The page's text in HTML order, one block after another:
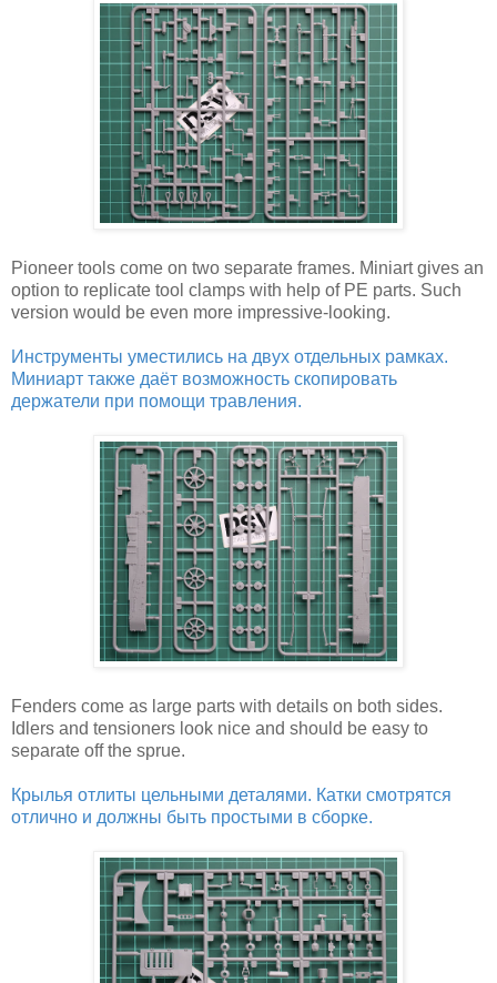
Pioneer tools come on two separate frames. Miniart gives an
option to replicate tool clamps with help of PE parts. Such
version would be even more impressive-looking.
Инструменты уместились на двух отдельных рамках.
Миниарт также даёт возможность скопировать
держатели при помощи травления.
Fenders come as large parts with details on both sides.
Idlers and tensioners look nice and should be easy to
separate off the sprue.
Крылья отлиты цельными деталями. Катки смотрятся
отлично и должны быть простыми в сборке.